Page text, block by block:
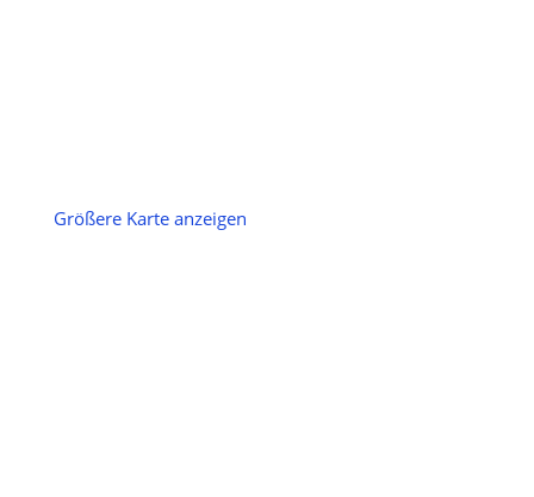
Größere Karte anzeigen